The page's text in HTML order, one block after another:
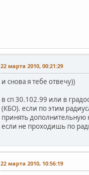
22 марта 2010, 00:21:29
и снова я тебе отвечу))
в сп 30.102.99 или в
(КБО). если по этим
принять дополнительную
если не проходишь по
22 марта 2010, 10:56:19